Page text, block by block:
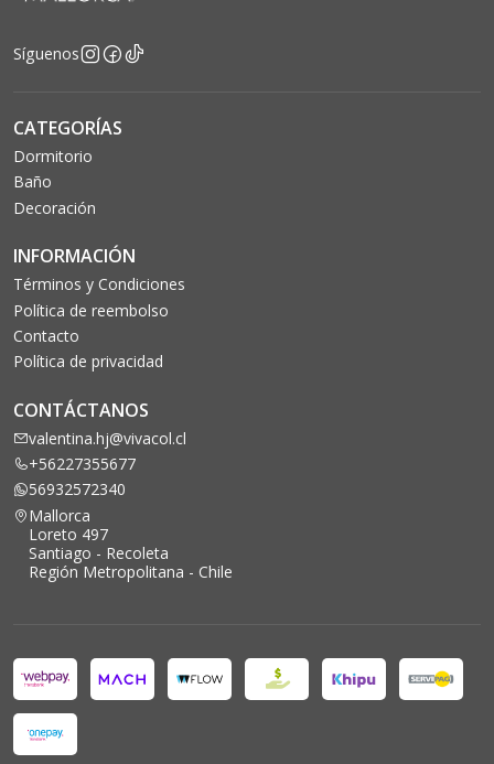
Síguenos
CATEGORÍAS
Dormitorio
Baño
Decoración
INFORMACIÓN
Términos y Condiciones
Política de reembolso
Contacto
Política de privacidad
CONTÁCTANOS
valentina.hj@vivacol.cl
+56227355677
56932572340
Mallorca
Loreto 497
Santiago - Recoleta
Región Metropolitana - Chile